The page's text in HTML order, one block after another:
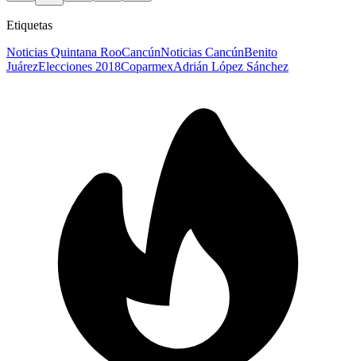
Etiquetas
Noticias Quintana RooCancúnNoticias CancúnBenito
JuárezElecciones 2018CoparmexAdrián López Sánchez